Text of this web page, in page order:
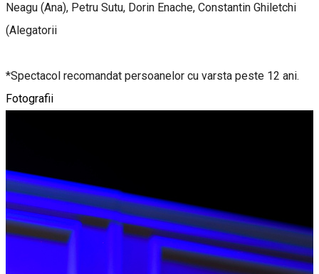
Neagu (Ana), Petru Sutu, Dorin Enache, Constantin Ghiletchi
(Alegatorii
*Spectacol recomandat persoanelor cu varsta peste 12 ani.
Fotografii